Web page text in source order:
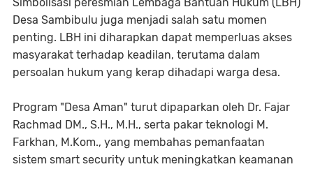
Desa Sambibulu juga menjadi salah satu momen
penting. LBH ini diharapkan dapat memperluas akses
masyarakat terhadap keadilan, terutama dalam
persoalan hukum yang kerap dihadapi warga desa.
Program "Desa Aman" turut dipaparkan oleh Dr. Fajar
Rachmad DM., S.H., M.H., serta pakar teknologi M.
Farkhan, M.Kom., yang membahas pemanfaatan
sistem smart security untuk meningkatkan keamanan